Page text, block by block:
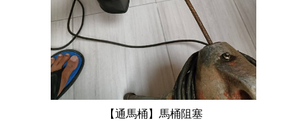
【通馬桶】馬桶阻塞